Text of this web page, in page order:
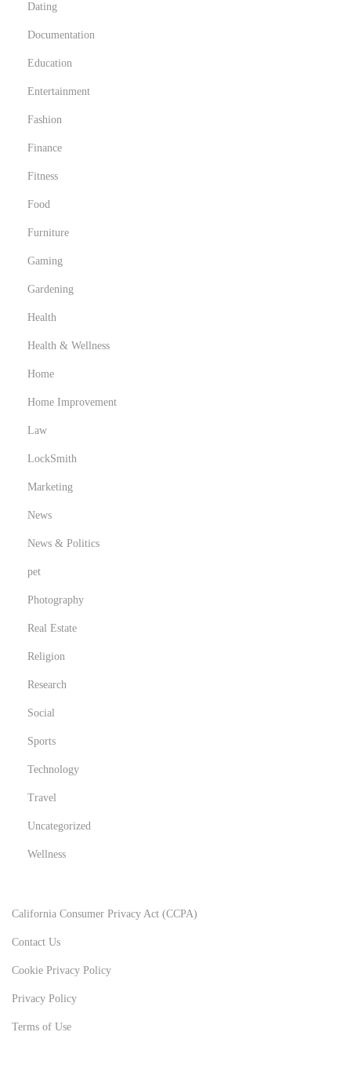
Dating
Documentation
Education
Entertainment
Fashion
Finance
Fitness
Food
Furniture
Gaming
Gardening
Health
Health & Wellness
Home
Home Improvement
Law
LockSmith
Marketing
News
News & Politics
pet
Photography
Real Estate
Religion
Research
Social
Sports
Technology
Travel
Uncategorized
Wellness
California Consumer Privacy Act (CCPA)
Contact Us
Cookie Privacy Policy
Privacy Policy
Terms of Use